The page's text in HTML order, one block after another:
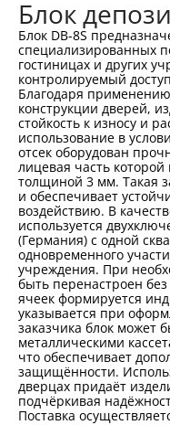
Блок
Блок DB-8S
специализированных
гостиницах и других
контролируемый
Благодаря
конструкции дверей,
стойкость к износу и
использование в
отсек оборудован
лицевая часть
толщиной 3 мм. Такая
и обеспечивает
воздействию. В
используется
(Германия) с одной
одновременного
учреждения. При
быть перенастроен
ячеек формируется
указывается при
заказчика блок может
металлическими
что обеспечивает
защищённости.
дверцах придаёт
подчёркивая
Поставка